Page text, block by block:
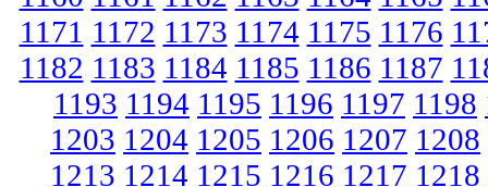
1171 1172 1173 1174 1175 1176
1182 1183 1184 1185 1186 1187
1193 1194 1195 1196 1197 1198
1203 1204 1205 1206 1207 1208
1213 1214 1215 1216 1217 1218